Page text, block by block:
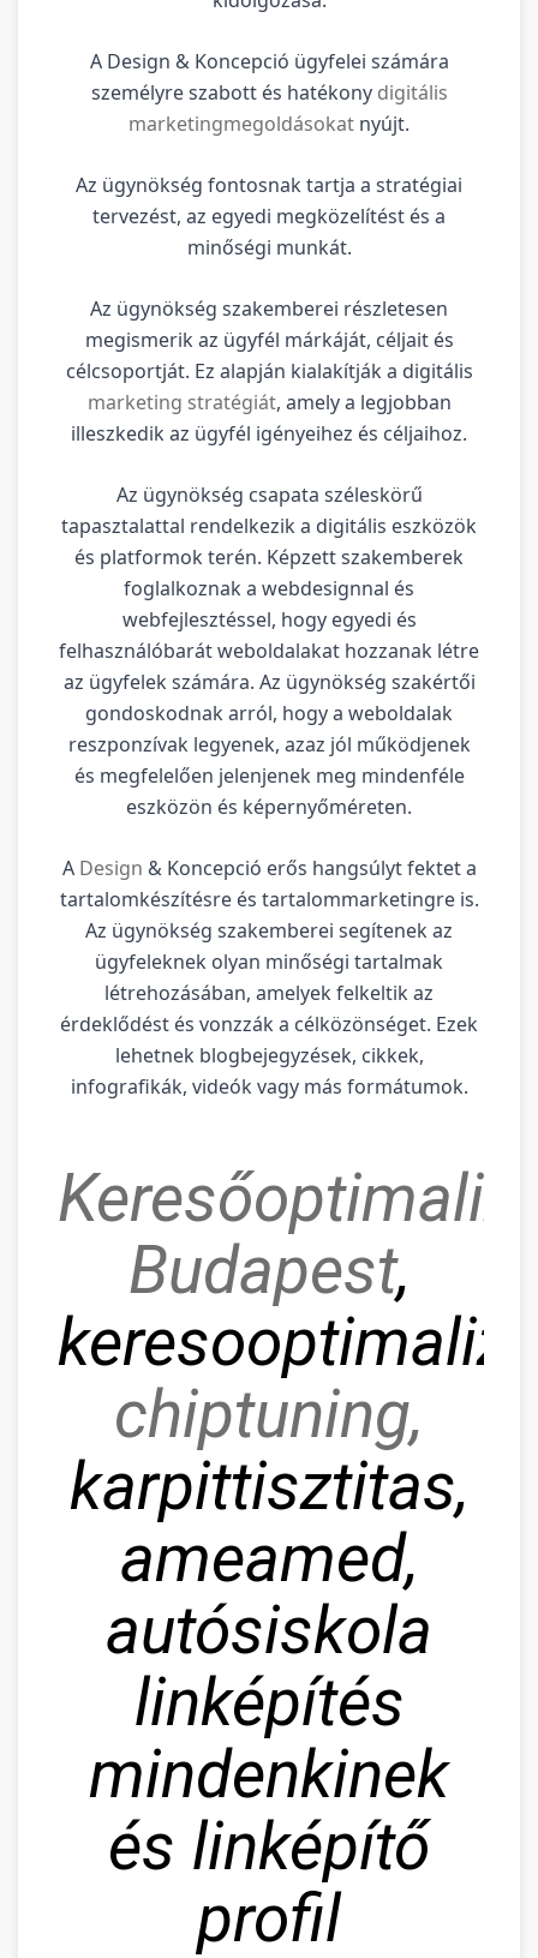
A Design & Koncepció ügyfelei számára
személyre szabott és hatékony digitális
marketingmegoldásokat nyújt.
Az ügynökség fontosnak tartja a stratégiai
tervezést, az egyedi megközelítést és a
minőségi munkát.
Az ügynökség szakemberei részletesen
megismerik az ügyfél márkáját, céljait és
célcsoportját. Ez alapján kialakítják a digitális
marketing stratégiát, amely a legjobban
illeszkedik az ügyfél igényeihez és céljaihoz.
Az ügynökség csapata széleskörű
tapasztalattal rendelkezik a digitális eszközök
és platformok terén. Képzett szakemberek
foglalkoznak a webdesignnal és
webfejlesztéssel, hogy egyedi és
felhasználóbarát weboldalakat hozzanak létre
az ügyfelek számára. Az ügynökség szakértői
gondoskodnak arról, hogy a weboldalak
reszponzívak legyenek, azaz jól működjenek
és megfelelően jelenjenek meg mindenféle
eszközön és képernyőméreten.
A Design & Koncepció erős hangsúlyt fektet a
tartalomkészítésre és tartalommarketingre is.
Az ügynökség szakemberei segítenek az
ügyfeleknek olyan minőségi tartalmak
létrehozásában, amelyek felkeltik az
érdeklődést és vonzzák a célközönséget. Ezek
lehetnek blogbejegyzések, cikkek,
infografikák, videók vagy más formátumok.
Budapest,
chiptuning,
karpittisztitas,
ameamed,
autósiskola
linképítés
mindenkinek
és linképítő
profil